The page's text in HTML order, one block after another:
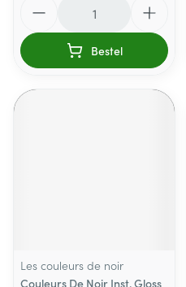
Bestel
Les couleurs de noir
Couleurs De Noir Inst. Gloss